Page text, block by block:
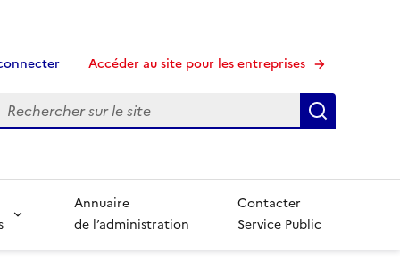
Accéder au site pour les entreprises
Recherche
Annuaire
de l’administration
Contacter
Service Public